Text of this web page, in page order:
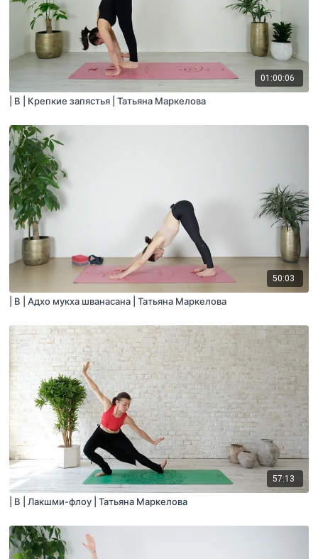
01:00:06
| B | Крепкие запястья | Татьяна Маркелова
50:03
| B | Адхо мукха шванасана | Татьяна Маркелова
57:13
| B | Лакшми-флоу | Татьяна Маркелова